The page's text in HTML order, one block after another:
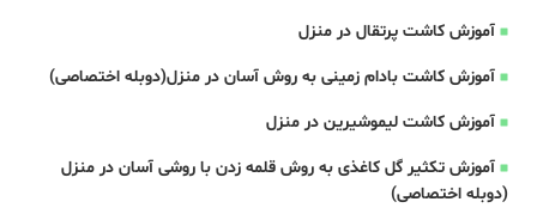
آموزش کاشت پرتقال در منزل
آموزش کاشت بادام زمینی به روش آسان در منزل(دوبله اختصاصی)
آموزش کاشت لیموشیرین در منزل
آموزش تکثیر گل کاغذی به روش قلمه زدن با روشی آسان در منزل
(دوبله اختصاصی)